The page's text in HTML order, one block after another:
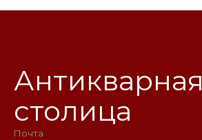
Антикварная
столица
Почта